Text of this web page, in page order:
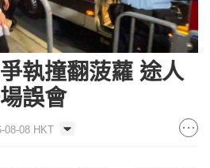
執撞翻菠蘿 途人
誤會
08-08 HKT